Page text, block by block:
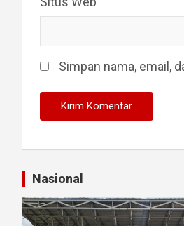
Simpan nama, email,
Nasional